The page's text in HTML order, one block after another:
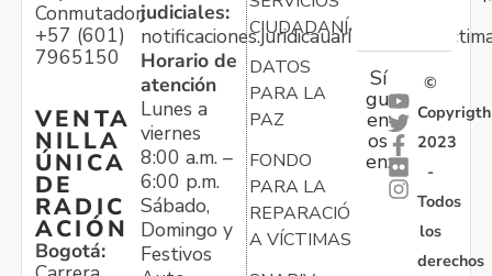
Conmutador:
+57 (601)
7965150
VENTA
NILLA
ÚNICA
DE
RADIC
ACIÓN
Bogotá:
judiciales:
Horario de
atención
Lunes a
viernes
8:00 a.m. –
6:00 p.m.
Sábado,
Domingo y
Festivos
CIUDADANÍA
DATOS
PARA LA
PAZ
FONDO
PARA LA
REPARACIÓN
A VÍCTIMAS
Sí
gu
en
os
en:
©
Copyrigth
2023
-
Todos
los
derechos